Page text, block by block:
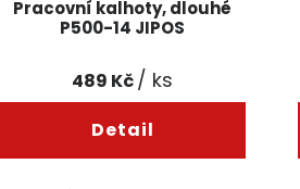
Pracovní kalhoty, dlouhé
P500-14 JIPOS
489 Kč/ ks